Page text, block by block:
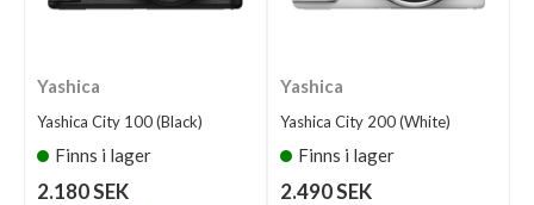
Yashica
Yashica City 100 (Black)
Finns i lager
2.180 SEK
Yashica
Yashica City 200 (White)
Finns i lager
2.490 SEK